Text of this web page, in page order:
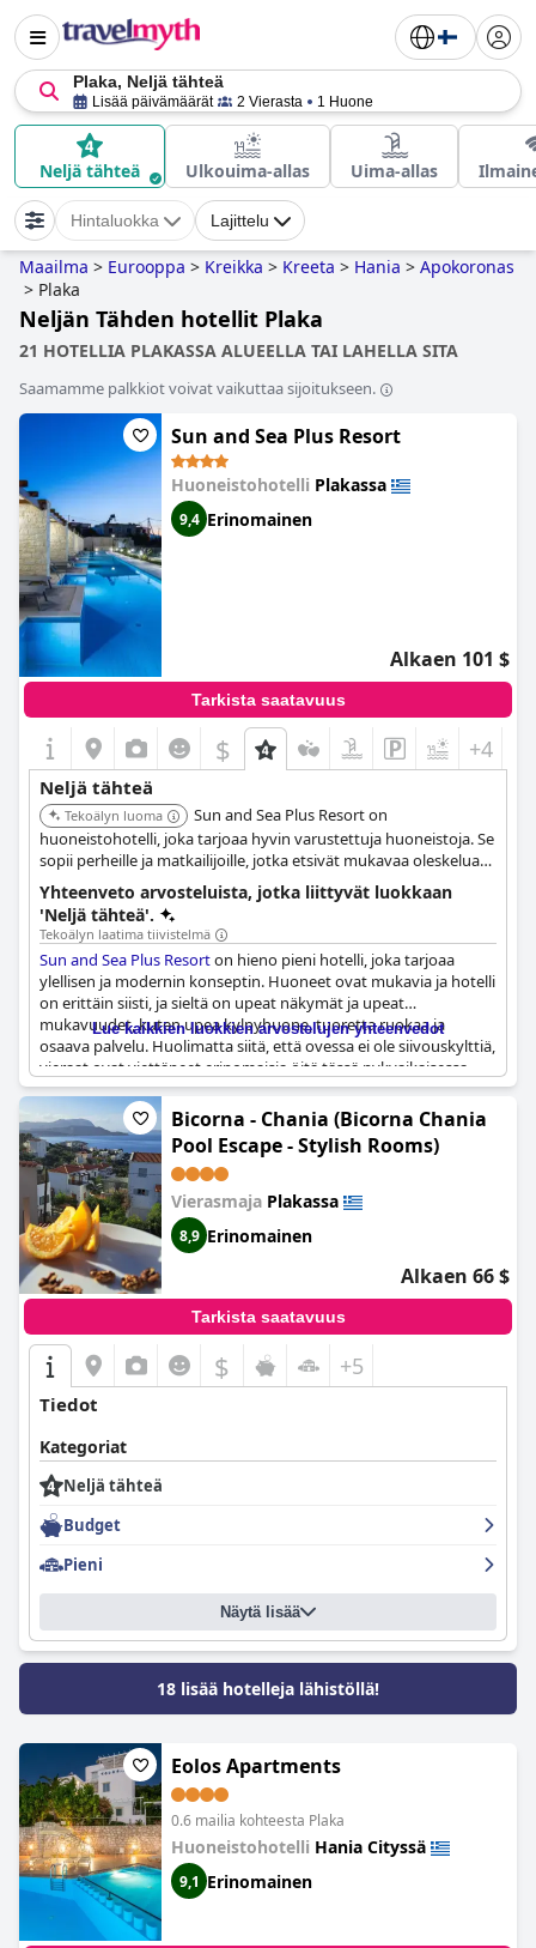
Plaka, Neljä tähteä
Lisää päivämäärät 2 Vierasta 1 Huone
Neljä tähteä Ulkouima-allas Uima-allas
Hintaluokka Lajittelu
Maailma > Eurooppa > Kreikka > Kreeta > Hania > Apokoronas
> Plaka
Neljän Tähden hotellit Plaka
21 HOTELLIA PLAKASSA ALUEELLA TAI LAHELLA SITA
Saamamme palkkiot voivat vaikuttaa sijoitukseen.
Sun and Sea Plus Resort
Huoneistohotelli Plakassa
9,4 Erinomainen
Alkaen 101 $
Tarkista saatavuus
$ +4
Neljä tähteä
Tekoälyn luoma
Sun and Sea Plus Resort on
huoneistohotelli, joka tarjoaa hyvin varustettuja huoneistoja. Se
sopii perheille ja matkailijoille, jotka etsivät mukavaa oleskelua
itsepalvelumahdollisuuksilla.
Yhteenveto arvosteluista, jotka liittyvät luokkaan
'Neljä tähteä'.
Tekoälyn laatima tiivistelmä
Sun and Sea Plus Resorton hieno pieni hotelli, joka tarjoaa
ylellisen ja modernin konseptin. Huoneet ovat mukavia ja hotelli
on erittäin siisti, ja sieltä on upeat näkymät ja upeat
mukavuudet, kuten upea kylpyhuone, tuoretta ruokaa ja
osaava palvelu. Huolimatta siitä, että ovessa ei ole siivouskylttiä,
vieraat ovat viettäneet erinomaisia öitä tässä nykyaikaisessa
ympäristössä. Hotelli tarjoaa jopa kahvinkeittimet huoneisiin,
tosin lisämaksusta. Kaiken kaikkiaan vieraat ovat pitäneet
rakennetta uutena, puhtaana, viihtyisänä ja jopa parempana
kuin joitakin neljän tähden hotelleja. Tämä upea paikka on
ehdottomasti vierailun arvoinen!
Lue kaikkien luokkien arvostelujen yhteenvedot
Bicorna - Chania (Bicorna Chania
Pool Escape - Stylish Rooms)
Vierasmaja Plakassa
8,9 Erinomainen
Alkaen 66 $
Tarkista saatavuus
$ +5
Tiedot
Kategoriat
Neljä tähteä
Budget
Pieni
Näytä lisää
18 lisää hotelleja lähistöllä!
Eolos Apartments
0.6 mailia kohteesta Plaka
Huoneistohotelli Hania Cityssä
9,1 Erinomainen